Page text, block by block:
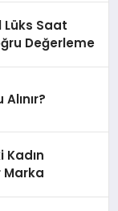
Lüks Saat
Değerleme
Kadın
Marka